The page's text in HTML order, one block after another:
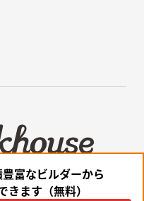
豊富なビルダーから
きます（無料）